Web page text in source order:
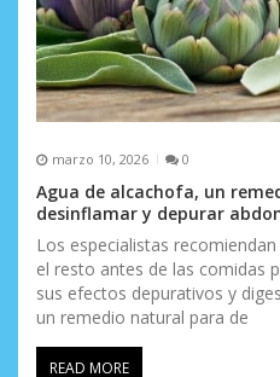
r
a
d
a
s
marzo 10, 2026 0
Agua de alcachofa, un
desinflamar y depurar
Los especialistas
el resto antes de las comidas
sus efectos depurativos y
un remedio natural para de
READ MORE